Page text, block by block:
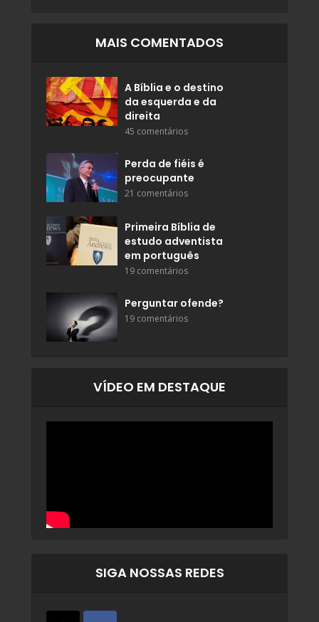
MAIS COMENTADOS
A Bíblia e o destino
da esquerda e da
direita
45 comentários
Perda de fiéis é
preocupante
21 comentários
Primeira Bíblia de
estudo adventista
em português
19 comentários
Perguntar ofende?
19 comentários
VÍDEO EM DESTAQUE
SIGA NOSSAS REDES